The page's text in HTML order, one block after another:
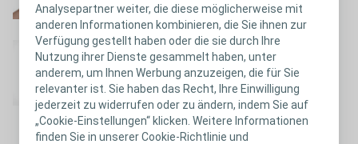
Analysepartner weiter, die diese möglicherweise mit
anderen Informationen kombinieren, die Sie ihnen zur
Verfügung gestellt haben oder die sie durch Ihre
Nutzung ihrer Dienste gesammelt haben, unter
anderem, um Ihnen Werbung anzuzeigen, die für Sie
relevanter ist. Sie haben das Recht, Ihre Einwilligung
jederzeit zu widerrufen oder zu ändern, indem Sie auf
„Cookie-Einstellungen“ klicken. Weitere Informationen
finden Sie in unserer Cookie-Richtlinie und
Geschlossener Beutel
Ich verwende dieses Produkt.